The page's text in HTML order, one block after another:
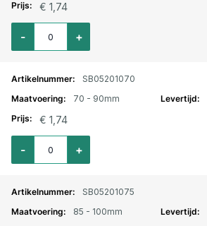
€ 1,74
Aantal voor Slangklem Jubilee verzinkt 60-
+
-
SB05201070
70 - 90mm
€ 1,74
Aantal voor Slangklem Jubilee verzinkt 70-
+
-
SB05201075
85 - 100mm